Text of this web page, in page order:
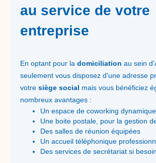
au service de votre
entreprise
En optant pour la domiciliation au sein
seulement vous disposez d'une adresse
votre siège social mais vous bénéficiez
nombreux avantages :
Un espace de coworking
Une boite postale, pour la gestion
Des salles de réunion équipées
Un accueil téléphonique
Des services de secrétariat si besoin